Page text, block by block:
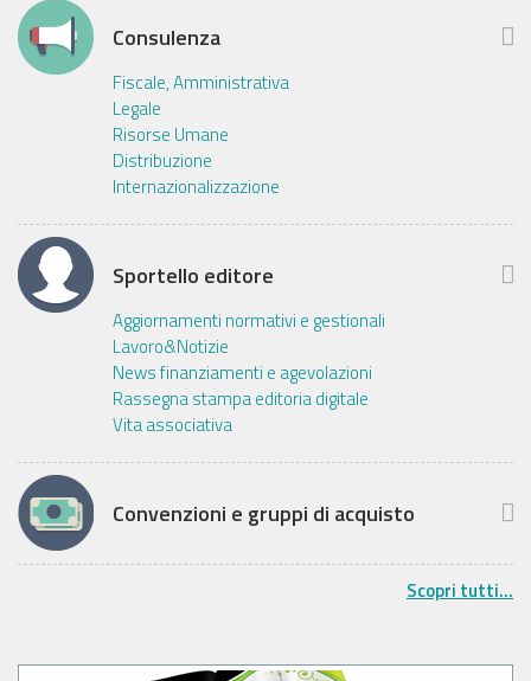
Consulenza
Fiscale, Amministrativa
Legale
Risorse Umane
Distribuzione
Internazionalizzazione
Sportello editore
Aggiornamenti normativi e gestionali
Lavoro&Notizie
News finanziamenti e agevolazioni
Rassegna stampa editoria digitale
Vita associativa
Convenzioni e gruppi di acquisto
Scopri tutti...